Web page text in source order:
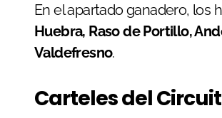
En el apartado ganadero, los
Huebra, Raso de Portillo,
Valdefresno.
Carteles del